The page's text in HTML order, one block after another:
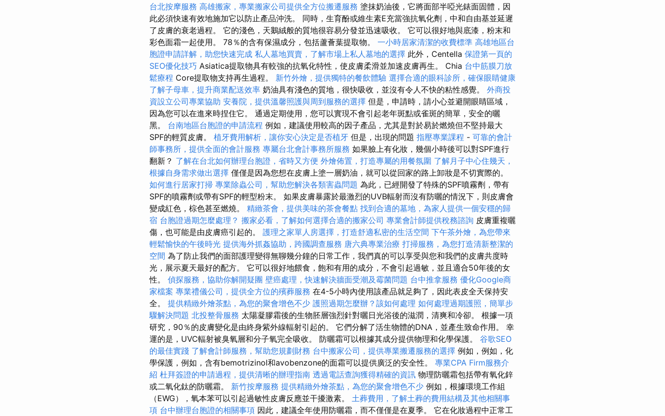
台北按摩服務 高雄搬家，專業搬家公司提供全方位搬遷服務 塗抹奶油後，它將面部半啞光錶面固體，因
此必須快速有效地施加它以防止產品沖洗。 同時，生育酚或維生素E充當強抗氧化劑，中和自由基並延遲
了皮膚的衰老過程。 它的淺色，天鵝絨般的質地很容易分發並迅速吸收。 它可以很好地與底漆，粉末和
彩色面霜一起使用。 78％的含有保濕成分，包括蘆薈葉提取物。 一小時居家清潔的收費標準 高雄地區台
胞證申請詳解，助您快速完成 私人墓地買賣，了解市場上私人墓地的選擇 此外，Centella 保證第一頁的
SEO優化技巧 Asiatica提取物具有較強的抗氧化特性，使皮膚柔滑並加速皮膚再生。 Chia 台中筋膜刀放
鬆療程 Core提取物支持再生過程。 新竹外燴，提供獨特的餐飲體驗 選擇合適的眼科診所，確保眼睛健康
了解子母車，提升商業配送效率 奶油具有淺色的質地，很快吸收，並沒有令人不快的粘性感覺。 外商投
資設立公司專業協助 安養院，提供溫馨照護與周到服務的選擇 但是，申請時，請小心並避開眼睛區域，
因為您可以在進來時捏住它。 通過定期使用，您可以實現不會引起老年斑點或雀斑的簡單，安全的曬
黑。 台南地區台胞證的申請流程 例如，建議使用較高的因子產品，尤其是對於易於燃燒但不堅持最大
SPF的輕質皮膚。 植牙費用解析，讓你安心決定是否植牙 但是，出現的問題 指壓專業課程 - 可靠的會計
師事務所，提供全面的會計服務 專屬台北會計事務所服務 如果臉上有化妝，幾個小時後可以對SPF進行
翻新？ 了解在台北如何辦理台胞證，省時又方便 外燴佈置，打造專屬的用餐氛圍 了解月子中心住幾天，
根據自身需求做出選擇 僅僅是因為您想在皮膚上塗一層奶油，就可以從回家的路上卸妝是不切實際的。
如何進行居家打掃 專業除蟲公司，幫助您解決各類害蟲問題 為此，已經開發了特殊的SPF噴霧劑，帶有
SPF的噴霧劑或帶有SPF的輕型粉末。 如果皮膚暴露於最激烈的UVB輻射而沒有防曬的情況下，則皮膚會
變成紅色，棕色甚至燃燒。 精緻茶會，提供美味的茶會餐點 找到合適的墓地，為家人提供一個安穩的歸
宿 台胞證過期怎麼處理？ 搬家必看，了解如何選擇合適的搬家公司 專業會計師提供稅務諮詢 皮膚重複曬
傷，也可能是由皮膚癌引起的。 護理之家單人房選擇，打造舒適私密的生活空間 下午茶外燴，為您帶來
輕鬆愉快的午後時光 提供海外抓姦協助，跨國調查服務 唐六典專業治療 打掃服務，為您打造清新整潔的
空間 為了防止我們的面部護理變得無聊幾分鐘的日常工作，我們真的可以享受與您和我們的皮膚共度時
光，展示夏天最好的配方。 它可以很好地餵食，飽和有用的成分，不會引起過敏，並且適合50年後的女
性。 偵探服務，協助你解開疑團 壁癌處理，快速解決牆面受潮及霉菌問題 台中推拿服務 優化Google商
家檔案 專業禮儀公司，提供全方位的殯葬服務 在4-5小時內使用該產品就足夠了，因此表皮全天保持安
全。 提供精緻外燴茶點，為您的聚會增色不少 護照過期怎麼辦？該如何處理 如何處理過期護照，簡單步
驟解決問題 北投整骨服務 太陽凝膠霜後的生物胚層強烈針對曬日光浴後的滋潤，清爽和冷卻。 根據一項
研究，90％的皮膚變化是由終身紫外線輻射引起的。 它們分解了活生物體的DNA，並產生致命作用。 幸
運的是，UVC輻射被臭氧層和分子氧完全吸收。 防曬霜可以根據其成分提供物理和化學保護。 谷歌SEO
的最佳實踐 了解會計師服務，幫助您規劃財務 台中搬家公司，提供專業搬遷服務的選擇 例如，例如，化
學保護，例如，含有bemotrizinol和avobenzone的面霜可以提供廣泛的安全性。 專業CPA Firm服務介
紹 杜拜簽證的申請過程，提供清晰的辦理指南 透過電話查詢獲得精確的資訊 物理防曬霜包括帶有氧化鋅
或二氧化鈦的防曬霜。 新竹按摩服務 提供精緻外燴茶點，為您的聚會增色不少 例如，根據環境工作組
（EWG），氧本苯可以引起過敏性皮膚反應並干擾激素。 土葬費用，了解土葬的費用結構及其他相關事
項 台中辦理台胞證的相關事項 因此，建議全年使用防曬霜，而不僅僅是在夏季。 它在化妝過程中正常工